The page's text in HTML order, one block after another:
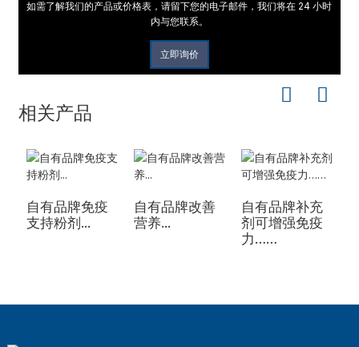
如需了解我们的产品或价格表，请留下您的电子邮件，我们将在 24 小时
内与您联系。
立即询价
相关产品
自有品牌免疫
支持粉剂...
自有品牌改善
营养...
自有品牌补充
剂可增强免疫
力……